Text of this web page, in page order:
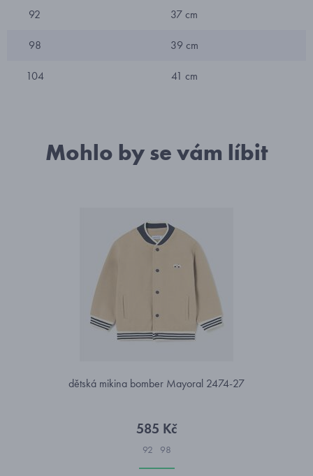
92 37 cm
98 39 cm
104 41 cm
Mohlo by se vám líbit
dětská mikina bomber Mayoral 2474-27
585 Kč
92 98